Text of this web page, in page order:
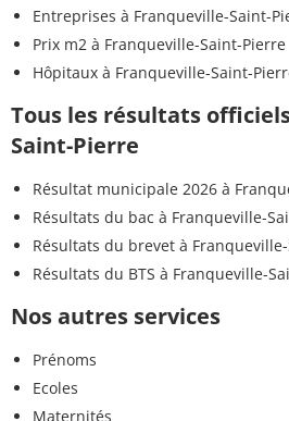
Entreprises à Franqueville-Saint-
Prix m2 à Franqueville-Saint-Pierre
Hôpitaux à Franqueville-Saint-
Tous les résultats
Saint-Pierre
Résultat municipale 2026 à
Résultats du bac à Franqueville-
Résultats du brevet à
Résultats du BTS à Franqueville-
Nos autres services
Prénoms
Ecoles
Maternités